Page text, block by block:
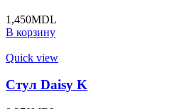
1,450MDL
В корзину
Quick view
Стул Daisy K